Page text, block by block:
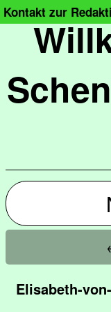
Kontakt zur
Elisabeth-